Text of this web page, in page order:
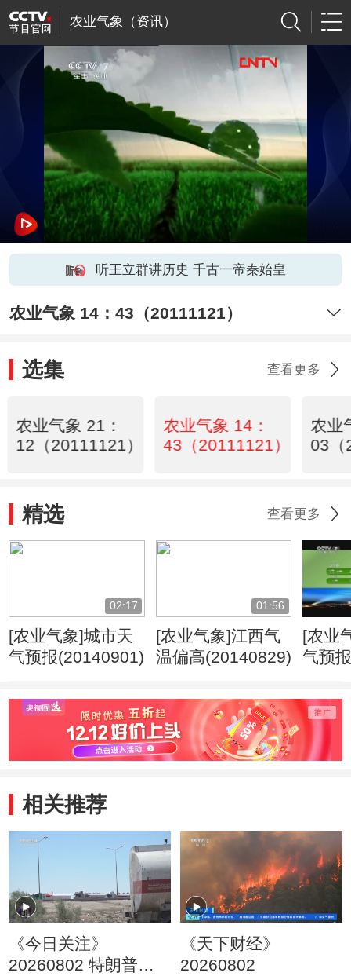
农业气象（资讯）
听王立群讲历史 千古一帝秦始皇
农业气象 14：43（20111121）
选集 查看更多
农业气象 21：
12（20111121）
农业气象 14：
43（20111121）
农业
03（
精选 查看更多
02:17
[农业气象]城市天
气预报(20140901)
01:56
[农业气象]江西气
温偏高(20140829)
[农业
气预
相关推荐
《今日关注》
20260802 特朗普叫
《天下财经》
20260802